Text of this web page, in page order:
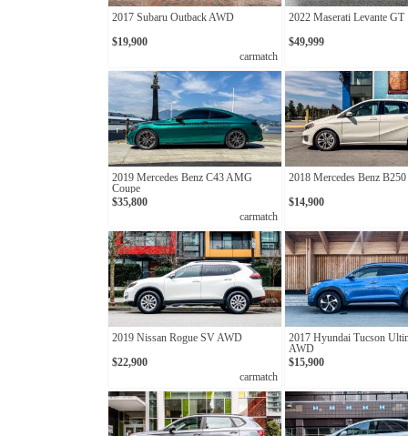
2017 Subaru Outback AWD
$19,900
carmatch
2022 Maserati Levante GT
$49,999
2019 Mercedes Benz C43 AMG
Coupe
$35,800
carmatch
2018 Mercedes Benz
$14,900
2019 Nissan Rogue SV AWD
$22,900
carmatch
2017 Hyundai Tucson
AWD
$15,900